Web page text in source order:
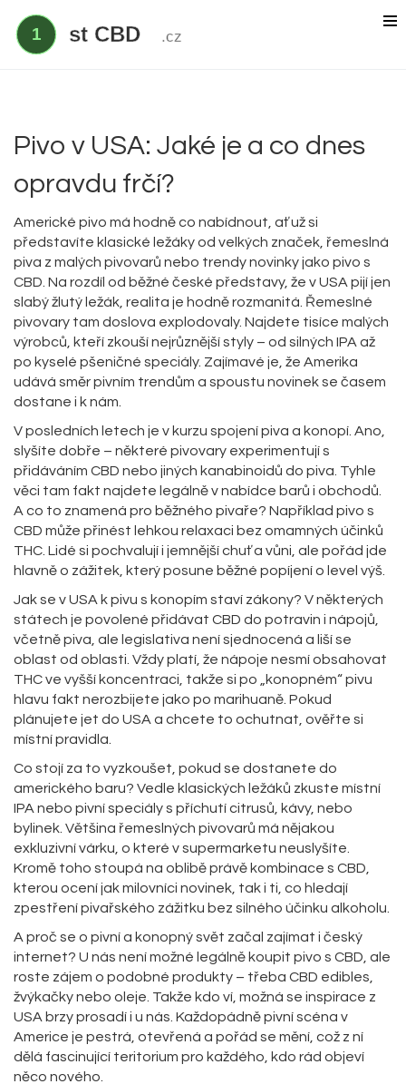
CBD účinek
Everclear
Pivo v USA: Jaké je a co dnes
opravdu frčí?
Americké pivo má hodně co nabídnout, ať už si
představíte klasické ležáky od velkých značek, řemeslná
piva z malých pivovarů nebo trendy novinky jako pivo s
CBD. Na rozdíl od běžné české představy, že v USA pijí jen
slabý žlutý ležák, realita je hodně rozmanitá. Řemeslné
pivovary tam doslova explodovaly. Najdete tisíce malých
výrobců, kteří zkouší nejrůznější styly – od silných IPA až
po kyselé pšeničné speciály. Zajímavé je, že Amerika
udává směr pivním trendům a spoustu novinek se časem
dostane i k nám.
V posledních letech je v kurzu spojení piva a konopí. Ano,
slyšíte dobře – některé pivovary experimentují s
přidáváním CBD nebo jiných kanabinoidů do piva. Tyhle
věci tam fakt najdete legálně v nabídce barů i obchodů.
A co to znamená pro běžného pivaře? Například pivo s
CBD může přinést lehkou relaxaci bez omamných účinků
THC. Lidé si pochvalují i jemnější chuť a vůni, ale pořád jde
hlavně o zážitek, který posune běžné popíjení o level výš.
Jak se v USA k pivu s konopím staví zákony? V některých
státech je povolené přidávat CBD do potravin i nápojů,
včetně piva, ale legislativa není sjednocená a liší se
oblast od oblasti. Vždy platí, že nápoje nesmí obsahovat
THC ve vyšší koncentraci, takže si po „konopném“ pivu
hlavu fakt nerozbijete jako po marihuaně. Pokud
plánujete jet do USA a chcete to ochutnat, ověřte si
místní pravidla.
Co stojí za to vyzkoušet, pokud se dostanete do
amerického baru? Vedle klasických ležáků zkuste místní
IPA nebo pivní speciály s příchutí citrusů, kávy, nebo
bylinek. Většina řemeslných pivovarů má nějakou
exkluzivní várku, o které v supermarketu neuslyšíte.
Kromě toho stoupá na oblibě právě kombinace s CBD,
kterou ocení jak milovníci novinek, tak i ti, co hledají
zpestření pivařského zážitku bez silného účinku alkoholu.
A proč se o pivní a konopný svět začal zajímat i český
internet? U nás není možné legálně koupit pivo s CBD, ale
roste zájem o podobné produkty – třeba CBD edibles,
žvýkačky nebo oleje. Takže kdo ví, možná se inspirace z
USA brzy prosadí i u nás. Každopádně pivní scéna v
Americe je pestrá, otevřená a pořád se mění, což z ní
dělá fascinující teritorium pro každého, kdo rád objeví
něco nového.